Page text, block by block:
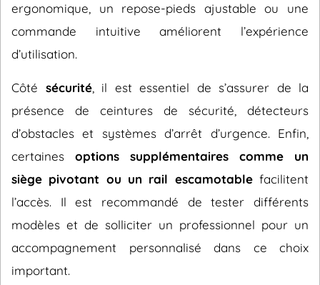
ergonomique, un repose-pieds ajustable ou une
commande intuitive améliorent l’expérience
d’utilisation.
Côté sécurité, il est essentiel de s’assurer de la
présence de ceintures de sécurité, détecteurs
d’obstacles et systèmes d’arrêt d’urgence. Enfin,
certaines options supplémentaires comme un
siège pivotant ou un rail escamotablefacilitent
l’accès. Il est recommandé de tester différents
modèles et de solliciter un professionnel pour un
accompagnement personnalisé dans ce choix
important.